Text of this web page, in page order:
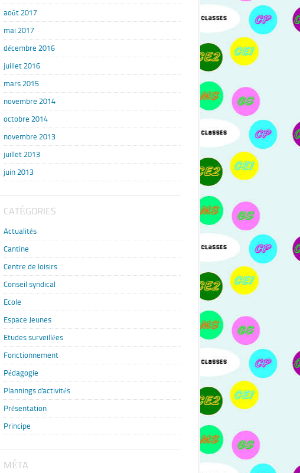
août 2017
mai 2017
décembre 2016
juillet 2016
mars 2015
novembre 2014
octobre 2014
novembre 2013
juillet 2013
juin 2013
CATÉGORIES
Actualités
Cantine
Centre de loisirs
Conseil syndical
Ecole
Espace Jeunes
Etudes surveillées
Fonctionnement
Pédagogie
Plannings d'activités
Présentation
Principe
MÉTA